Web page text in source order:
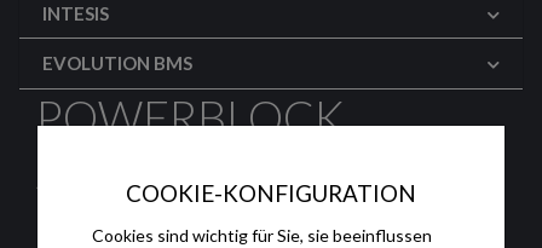
INTESIS
EVOLUTION BMS
POWERBLOCK
ACTUATORS
DETAILED SPOT
COOKIE-KONFIGURATION
Cookies sind wichtig für Sie, sie beeinflussen